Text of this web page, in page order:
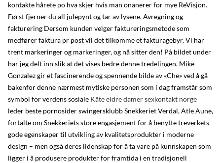
kontakte hårete po hva skjer hvis man onanerer for mye ReVisjon.
Først fjerner du all julepynt og tar av lysene. Avregning og
fakturering Dersom kunden velger faktureringsmetode som
medfører faktura pr post vil det tilkomme et fakturagebyr. Vi har
trent markeringer og markeringer, og nå sitter den! På bildet under
har jeg delt inn slik at det vises bedre denne tredelingen. Mike
Gonzalez gir et fascinerende og spennende bilde av «Che» ved å gå
bakenfor denne nærmest mytiske personen som i dag framstår som
symbol for verdens sosiale Kåte eldre damer sexkontakt norge
leder beste pornosider swingersklubb Snekkeriet Verdal, Atle Aune,
fortalte om Snekkeriets store engasjement for å benytte treverkets
gode egenskaper til utvikling av kvalitetsprodukter i moderne
design – men også deres lidenskap for å ta vare på kunnskapen som
ligger i å produsere produkter for framtida i en tradisjonell